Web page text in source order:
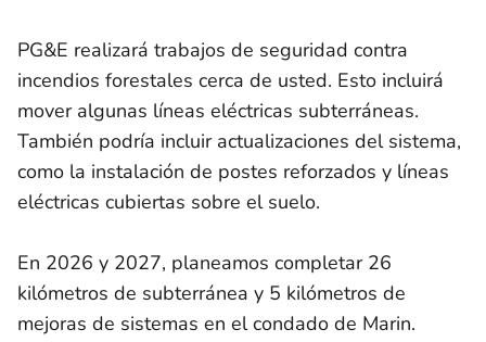
PG&E realizará trabajos de seguridad contra
incendios forestales cerca de usted. Esto incluirá
mover algunas líneas eléctricas subterráneas.
También podría incluir actualizaciones del sistema,
como la instalación de postes reforzados y líneas
eléctricas cubiertas sobre el suelo.
En 2026 y 2027, planeamos completar 26
kilómetros de subterránea y 5 kilómetros de
mejoras de sistemas en el condado de Marin.